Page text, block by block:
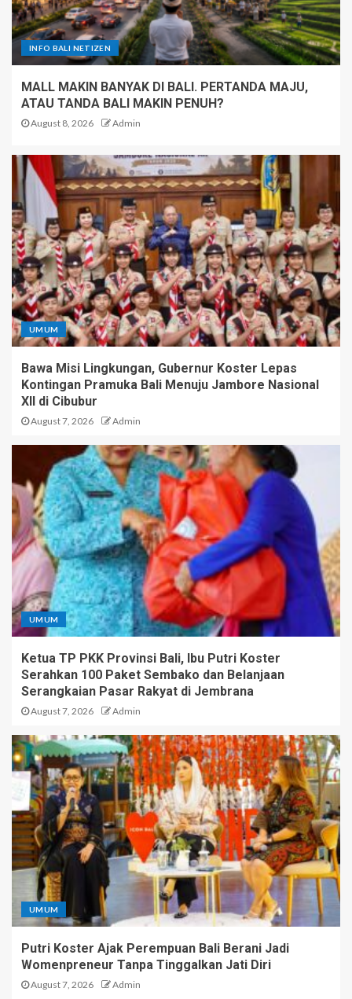
INFO BALI NETIZEN
MALL MAKIN BANYAK DI BALI. PERTANDA MAJU,
ATAU TANDA BALI MAKIN PENUH?
August 8, 2026 Admin
UMUM
Bawa Misi Lingkungan, Gubernur Koster Lepas
Kontingan Pramuka Bali Menuju Jambore Nasional
XII di Cibubur
August 7, 2026 Admin
UMUM
Ketua TP PKK Provinsi Bali, Ibu Putri Koster
Serahkan 100 Paket Sembako dan Belanjaan
Serangkaian Pasar Rakyat di Jembrana
August 7, 2026 Admin
UMUM
Putri Koster Ajak Perempuan Bali Berani Jadi
Womenpreneur Tanpa Tinggalkan Jati Diri
August 7, 2026 Admin